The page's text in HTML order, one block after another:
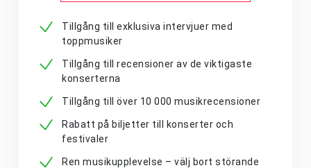
Tillgång till exklusiva intervjuer med
toppmusiker
Tillgång till recensioner av de viktigaste
konserterna
Tillgång till över 10 000 musikrecensioner
Rabatt på biljetter till konserter och
festivaler
Ren musikupplevelse – välj bort störande